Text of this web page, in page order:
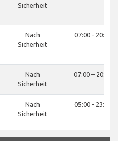
Sicherheit
Nach
Sicherheit
07:00 - 20:00
Nach
Sicherheit
07:00 – 20:30
Nach
Sicherheit
05:00 - 23:00